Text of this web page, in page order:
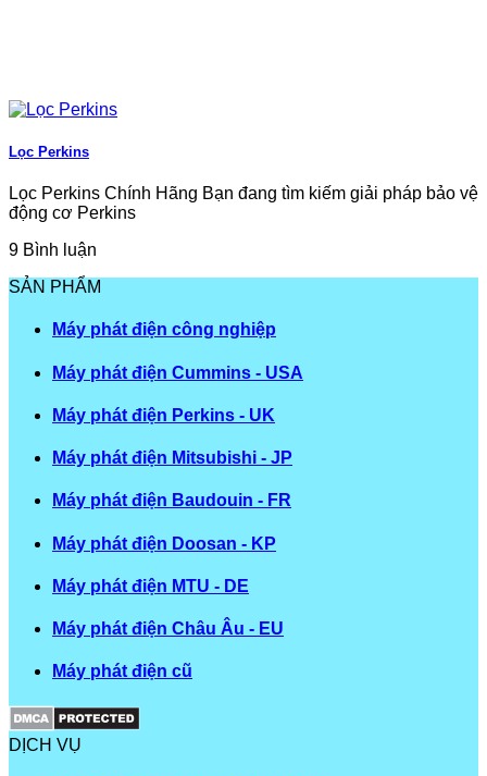
Lọc Perkins
Lọc Perkins Chính Hãng Bạn đang tìm kiếm giải pháp bảo vệ
động cơ Perkins
9 Bình luận
SẢN PHẨM
Máy phát điện công nghiệp
Máy phát điện Cummins - USA
Máy phát điện Perkins - UK
Máy phát điện Mitsubishi - JP
Máy phát điện Baudouin - FR
Máy phát điện Doosan - KP
Máy phát điện MTU - DE
Máy phát điện Châu Âu - EU
Máy phát điện cũ
DỊCH VỤ